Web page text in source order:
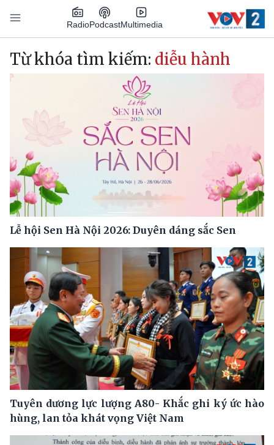
Nhảy đến nội dung
RadioPodcastMultimedia
Main navigation
Từ khóa tìm kiếm: diễu hành
Lễ hội Sen Hà Nội 2026: Duyên dáng sắc Sen
Tuyên dương lực lượng A80- Khắc ghi ký ức hào
hùng, lan tỏa khát vọng Việt Nam